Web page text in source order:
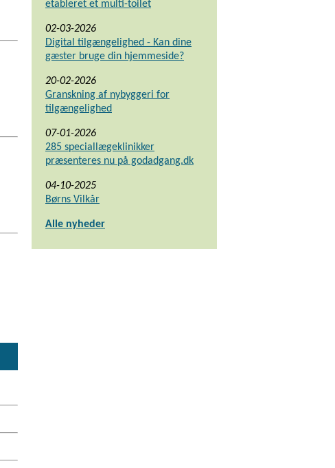
etableret et multi-toilet
02-03-2026
Digital tilgængelighed - Kan dine
gæster bruge din hjemmeside?
20-02-2026
Granskning af nybyggeri for
tilgængelighed
07-01-2026
285 speciallægeklinikker
præsenteres nu på godadgang.dk
04-10-2025
Børns Vilkår
Alle nyheder